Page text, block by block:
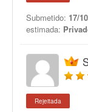
Submetido: 17/
estimada:
Rejeitada